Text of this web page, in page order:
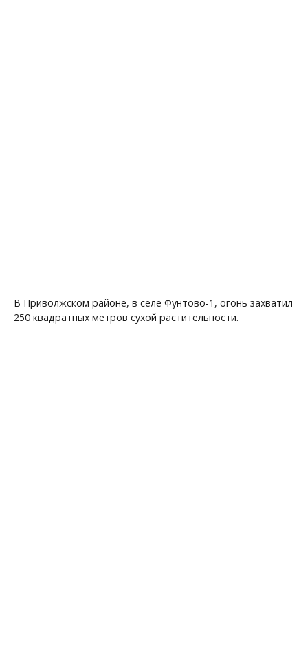
В Приволжском районе, в селе Фунтово-1, огонь захватил
250 квадратных метров сухой растительности.